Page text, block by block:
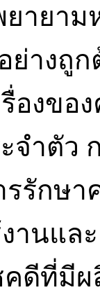
ายาม
างถูก
องขอ
จำตัว
รักษ
านแล
คดีที่มี